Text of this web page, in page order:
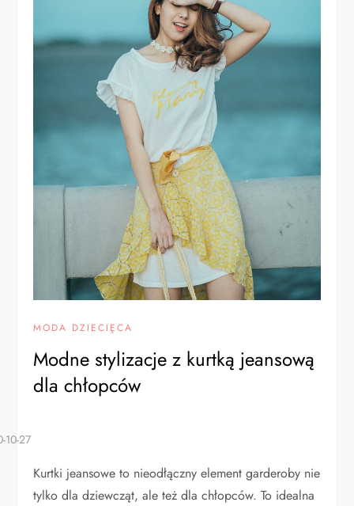
MODA DZIECIĘCA
Modne stylizacje z kurtką jeansową
dla chłopców
Kurtki jeansowe to nieodłączny element garderoby nie
tylko dla dziewcząt, ale też dla chłopców. To idealna